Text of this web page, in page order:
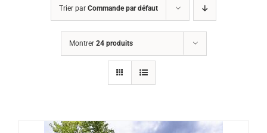
Trier par Commande par défaut
Montrer 24 produits